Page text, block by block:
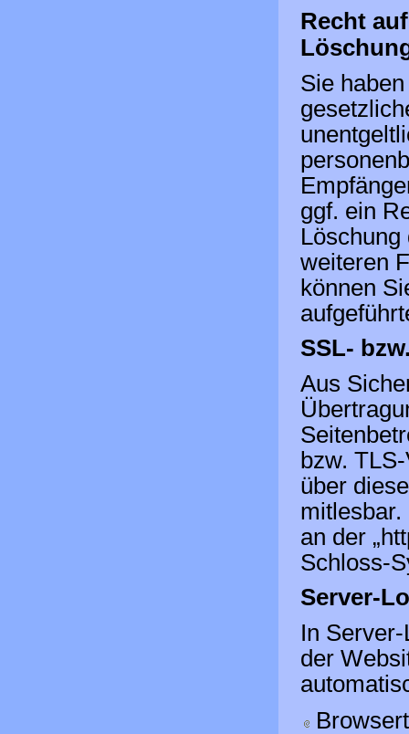
Recht
Sie
ggf. ein
weiteren
können
SSL-
Aus
bzw.
über
mitlesbar.
an der
Schloss-
Server-
In
der